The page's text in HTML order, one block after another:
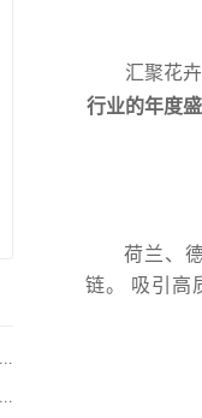
汇聚花
行业的年度
荷兰、
链。
吸引高